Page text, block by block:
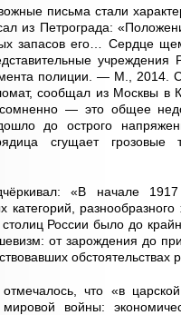
письма стали
из Петрограда:
запасов его… Сердце
полиции. — М.,
сообщал из Москвы в
— это общее
до острого
сгущает
«В начале
категорий,
России было до
от зарождения до
обстоятельствах
что «в
войны: